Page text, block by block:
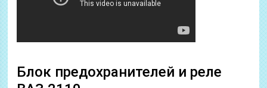
Блок предохранителей и реле